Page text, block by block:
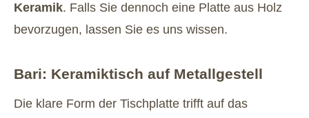
Keramik. Falls Sie dennoch eine Platte aus Holz
bevorzugen, lassen Sie es uns wissen.
Bari: Keramiktisch auf Metallgestell
Die klare Form der Tischplatte trifft auf das